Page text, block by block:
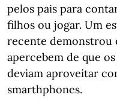
pelos pais para
filhos ou jogar. Um
recente demonstrou
apercebem de que
deviam aproveitar
smarthphones.